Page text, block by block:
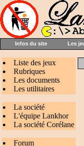
Infos du site Les
Liste des jeux
Rubriques
Les documents
Les utilitaires
La société
L'équipe Lankhor
La société Corélane
Forum